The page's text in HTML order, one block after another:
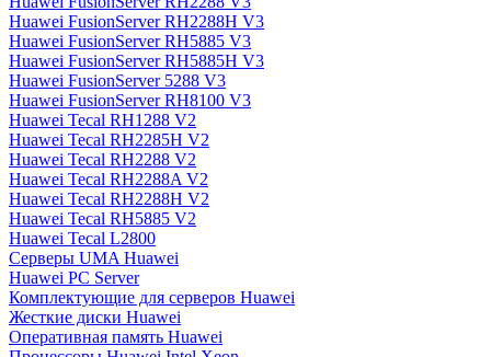
Huawei FusionServer RH2288H V3
Huawei FusionServer RH5885 V3
Huawei FusionServer RH5885H V3
Huawei FusionServer 5288 V3
Huawei FusionServer RH8100 V3
Huawei Tecal RH1288 V2
Huawei Tecal RH2285H V2
Huawei Tecal RH2288 V2
Huawei Tecal RH2288A V2
Huawei Tecal RH2288H V2
Huawei Tecal RH5885 V2
Huawei Tecal L2800
Серверы UMA Huawei
Huawei PC Server
Комплектующие для серверов Huawei
Жесткие диски Huawei
Оперативная память Huawei